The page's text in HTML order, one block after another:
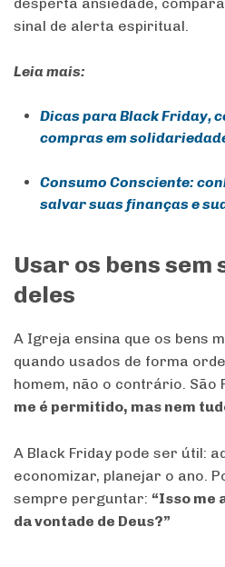
sinal de alerta espiritual.
Leia mais:
Dicas para Black Friday,
compras em
Consumo Consciente:
salvar suas finanças e
Usar os bens sem
deles
A Igreja ensina que os bens
quando usados de forma
homem, não o contrário. São
me é permitido, mas nem
A Black Friday pode ser útil:
economizar, planejar o ano.
sempre perguntar: “Isso me
da vontade de Deus?”